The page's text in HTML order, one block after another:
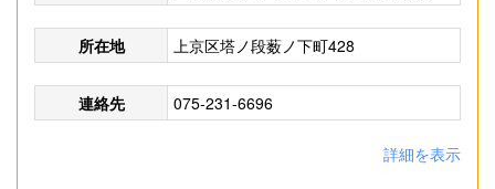
所在地 上京区塔ノ段薮ノ下町428
連絡先 075-231-6696
詳細を表示